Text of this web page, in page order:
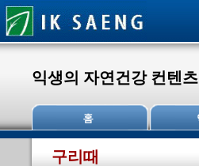
익생의 자연건강 컨텐츠
구리때